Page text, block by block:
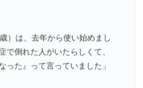
）は、去年から使い始めまし
で倒れた人がいたらしくて、
った』って言っていました」